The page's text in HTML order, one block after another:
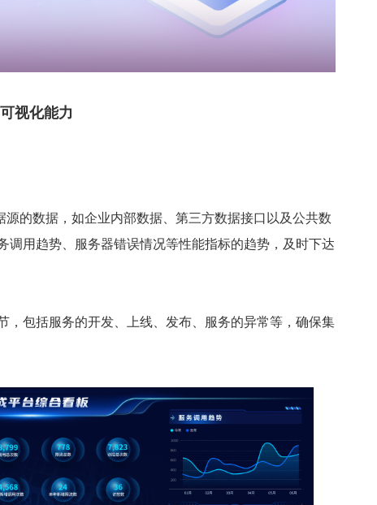
视化能力
的数据，如企业内部数据、第三方数据接口以及公共数
调用趋势、服务器错误情况等性能指标的趋势，及时下达
，包括服务的开发、上线、发布、服务的异常等，确保集